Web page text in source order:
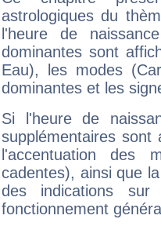
astrologiques du
l'heure de
dominantes sont
Eau), les modes
dominantes et les
Si l'heure de
supplémentaires sont
l'accentuation des
cadentes), ainsi que
des indications sur
fonctionnement